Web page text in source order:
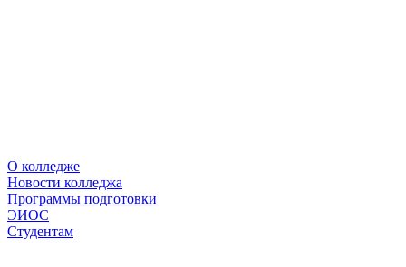
О колледже
Новости колледжа
Программы подготовки
ЭИОС
Студентам